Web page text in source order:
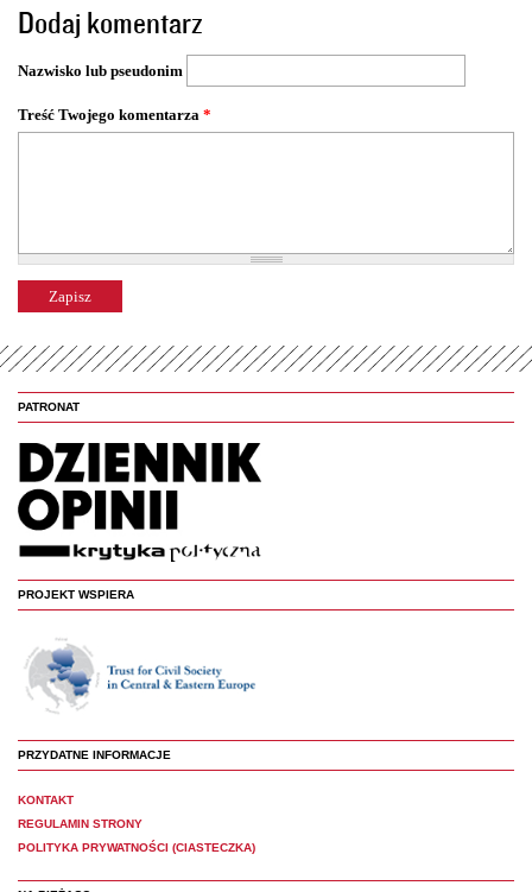
r
o
n
y
Dodaj komentarz
Nazwisko lub pseudonim
Treść Twojego komentarza *
PATRONAT
PROJEKT WSPIERA
PRZYDATNE INFORMACJE
KONTAKT
REGULAMIN STRONY
POLITYKA PRYWATNOŚCI (CIASTECZKA)